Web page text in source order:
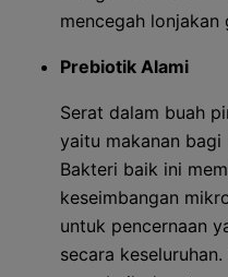
mencegah lonjakan
Prebiotik Alami
Serat dalam buah
yaitu makanan
Bakteri baik ini
keseimbangan
untuk pencernaan
secara